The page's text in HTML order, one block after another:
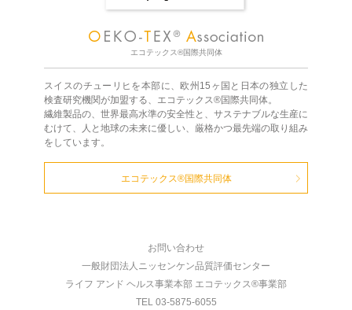
エコテックス®国際共同体
スイスのチューリヒを本部に、欧州15ヶ国と日本の独立した
検査研究機関が加盟する、エコテックス®国際共同体。
繊維製品の、世界最高水準の安全性と、サステナブルな生産に
むけて、人と地球の未来に優しい、厳格かつ最先端の取り組み
をしています。
エコテックス®国際共同体
お問い合わせ
一般財団法人ニッセンケン品質評価センター
ライフ アンド ヘルス事業本部 エコテックス®事業部
TEL 03-5875-6055